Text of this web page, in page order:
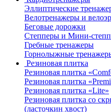
Эллиптические
Велотренажеры и
Беговые дорожки
Степперы и Мини-
Гребные тренажеры
Горнолыжные
Резиновая плитка
Резиновая плитка
Резиновая плитка
Резиновая плитка «Lite»
Резиновая плитка со
(ласточкин хвост)